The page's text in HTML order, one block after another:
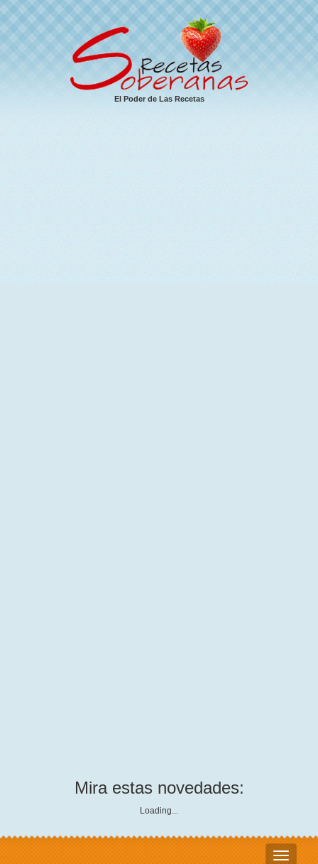
El Poder de Las Recetas
Mira estas novedades:
Loading...